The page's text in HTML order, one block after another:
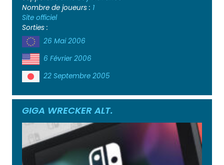
Nombre de joueurs : 1
Site officiel
Sorties :
26 Mai 2006
6 Février 2006
22 Septembre 2005
GIGA WRECKER ALT.